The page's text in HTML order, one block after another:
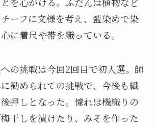
ーフに文様を考え、藍染めで染
に着尺や帯を織っている。
の挑戦は今回2回目で初入選。師
勧められての挑戦で、今後も織
押しとなった。憧れは機織りの
干しを漬けたり、みそを作った